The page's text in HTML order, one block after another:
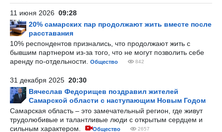
11 июня 2026 09:28
20% самарских пар продолжают жить вместе после
расставания
10% респондентов признались, что продолжают жить с
бывшим партнером из-за того, что не могут позволить себе
аренду по-отдельности.
Общество 842
31 декабря 2025 20:30
Вячеслав Федорищев поздравил жителей
Самарской области с наступающим Новым Годом
Самарская область – это замечательный регион, где живут
трудолюбивые и талантливые люди с открытым сердцем и
сильным характером.
Общество 2657